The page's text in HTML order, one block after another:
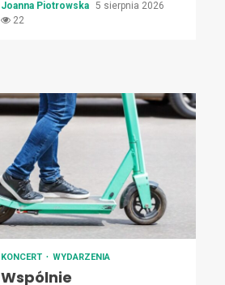
Joanna Piotrowska 5 sierpnia 2026
22
KONCERT WYDARZENIA
Wspólnie